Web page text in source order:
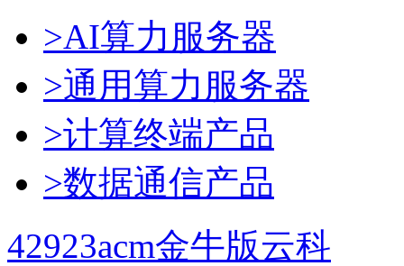
>AI算力服务器
>通用算力服务器
>计算终端产品
>数据通信产品
42923acm金牛版云科